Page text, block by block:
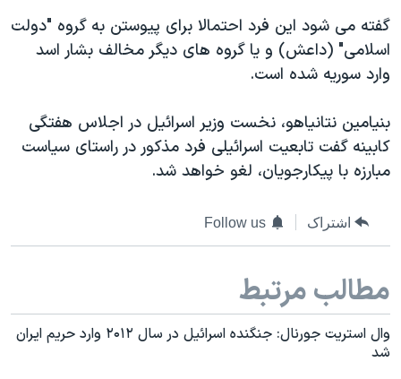
گالری عکس
آرشیو پخش زنده
اعتراضات زن، زندگی، آزادی
مجموعه مستندهای دادخواهی
دادگاه حمید نوری
چهل سال گروگان‌گیری
اعتراضات مردمی آبان ۹۸
نرگس محمدی برنده جایزه نوبل صلح
همایش محافظه‌کاران آمریکا «سی‌پک»
گفته می شود این فرد احتمالا برای پیوستن به گروه "دولت
اسلامی" (داعش) و یا گروه های دیگر مخالف بشار اسد
وارد سوریه شده است.
بنیامین نتانیاهو، نخست وزیر اسرائیل در اجلاس هفتگی
کابینه گفت تابعیت اسرائیلی فرد مذکور در راستای سیاست
مبارزه با پیکارجویان، لغو خواهد شد.
اشتراک Follow us
مطالب مرتبط
وال استریت جورنال: جنگنده اسرائیل در سال ۲۰۱۲ وارد حریم ایران
شد